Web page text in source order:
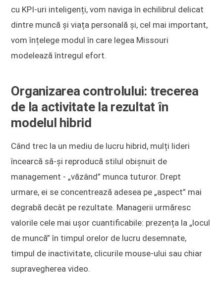
cu KPI-uri inteligenți, vom naviga în echilibrul delicat
dintre muncă și viața personală și, cel mai important,
vom înțelege modul în care legea Missouri
modelează întregul efort.
Organizarea controlului: trecerea
de la activitate la rezultat în
modelul hibrid
Când trec la un mediu de lucru hibrid, mulți lideri
încearcă să-și reproducă stilul obișnuit de
management - „văzând” munca tuturor. Drept
urmare, ei se concentrează adesea pe „aspect” mai
degrabă decât pe rezultate. Managerii urmăresc
valorile cele mai ușor cuantificabile: prezența la „locul
de muncă” în timpul orelor de lucru desemnate,
timpul de inactivitate, clicurile mouse-ului sau chiar
supravegherea video.